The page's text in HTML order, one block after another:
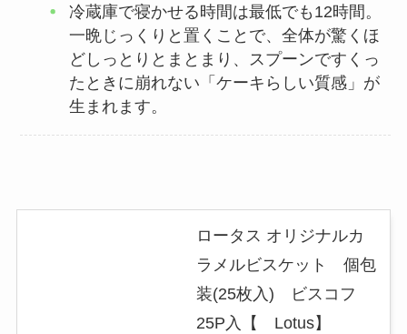
冷蔵庫で寝かせる時間は最低でも12時間。
一晩じっくりと置くことで、全体が驚くほ
どしっとりとまとまり、スプーンですくっ
たときに崩れない「ケーキらしい質感」が
生まれます。
ロータス オリジナルカ
ラメルビスケット 個包
装(25枚入) ビスコフ
25P入【 Lotus】